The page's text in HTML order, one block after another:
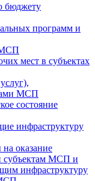
бюджету
программ и
МСП
мест в субъектах
МСП
состояние
инфраструктуру
оказание
субъектам МСП и
инфраструктуру